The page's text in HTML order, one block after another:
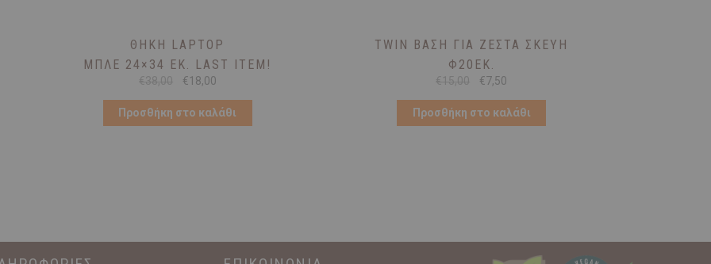
ΘΉΚΗ LAPTOP
ΜΠΛΕ 24×34 ΕΚ. LAST ITEM!
€38,00
Original
€38,00.
€18,00Η
τιμή
είναι:
Προσθήκη στο καλάθι
TWIN ΒΆΣΗ ΓΙΑ ΖΕΣΤΆ ΣΚΕΎΗ
Φ20ΕΚ.
€15,00
Original
€15,00.
€7,50Η
τιμή
είναι:
Προσθήκη στο καλάθι